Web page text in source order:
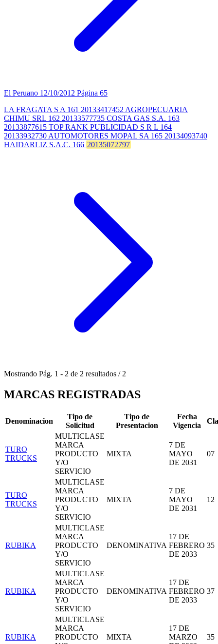
El Peruano 12/10/2012 Página 65
LA FRAGATA S A 161 20133417452 AGROPECUARIA
CHIMU SRL 162 20133577735 COSTA GAS S.A. 163
20133877615 TOP RANK PUBLICIDAD S R L 164
20133932730 AUTOMOTORES MOPAL SA 165 20134093740
HAIDARLIZ S.A.C. 166 20135072797
Mostrando Pág. 1 - 2 de 2 resultados / 2
MARCAS REGISTRADAS
Denominacion
Tipo de
Solicitud
Tipo de
Presentacion
Fecha
Vigencia
TURO
TRUCKS
MULTICLASE
MARCA
PRODUCTO
Y/O
SERVICIO
MIXTA
7 DE
MAYO
DE 2031
07
TURO
TRUCKS
MULTICLASE
MARCA
PRODUCTO
Y/O
SERVICIO
MIXTA
7 DE
MAYO
DE 2031
12
RUBIKA
MULTICLASE
MARCA
PRODUCTO
Y/O
SERVICIO
DENOMINATIVA
17 DE
FEBRERO
DE 2033
35
RUBIKA
MULTICLASE
MARCA
PRODUCTO
Y/O
SERVICIO
DENOMINATIVA
17 DE
FEBRERO
DE 2033
37
RUBIKA
MULTICLASE
MARCA
PRODUCTO
MIXTA
17 DE
MARZO
35